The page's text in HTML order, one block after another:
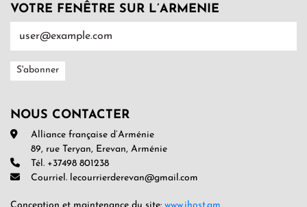
VOTRE FENÊTRE SUR L’ARMENIE
NOUS CONTACTER
Alliance française d’Arménie
89, rue Teryan, Erevan, Arménie
Tél. +37498 801238
Courriel. lecourrierderevan@gmail.com